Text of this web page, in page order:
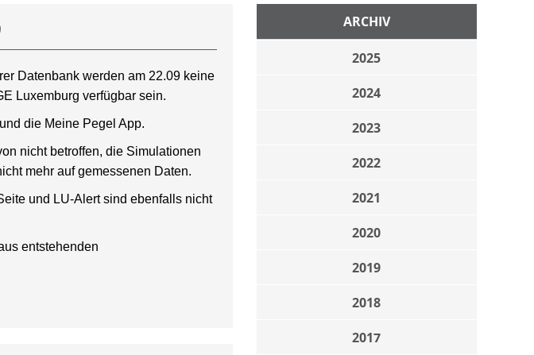
ARCHIV
2025
2024
2023
2022
2021
2020
2019
2018
2017
Datenbank werden am 22.09 keine
Luxemburg verfügbar sein.
die Meine Pegel App.
nicht betroffen, die Simulationen
mehr auf gemessenen Daten.
und LU-Alert sind ebenfalls nicht
entstehenden